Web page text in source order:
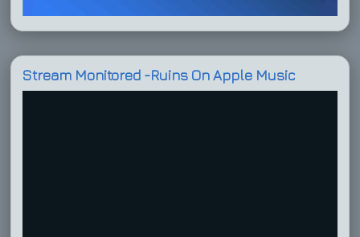
Stream Monitored -Ruins On Apple Music